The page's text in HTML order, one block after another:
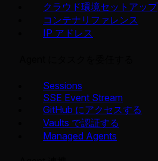
クラウド環境セットアップ
コンテナリファレンス
IP アドレス
Sessions
SSE Event Stream
GitHub にアクセスする
Vaults で認証する
Managed Agents